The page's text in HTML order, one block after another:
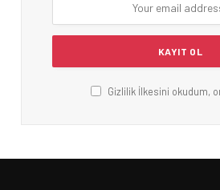
Gizlilik İlkesini okudum,